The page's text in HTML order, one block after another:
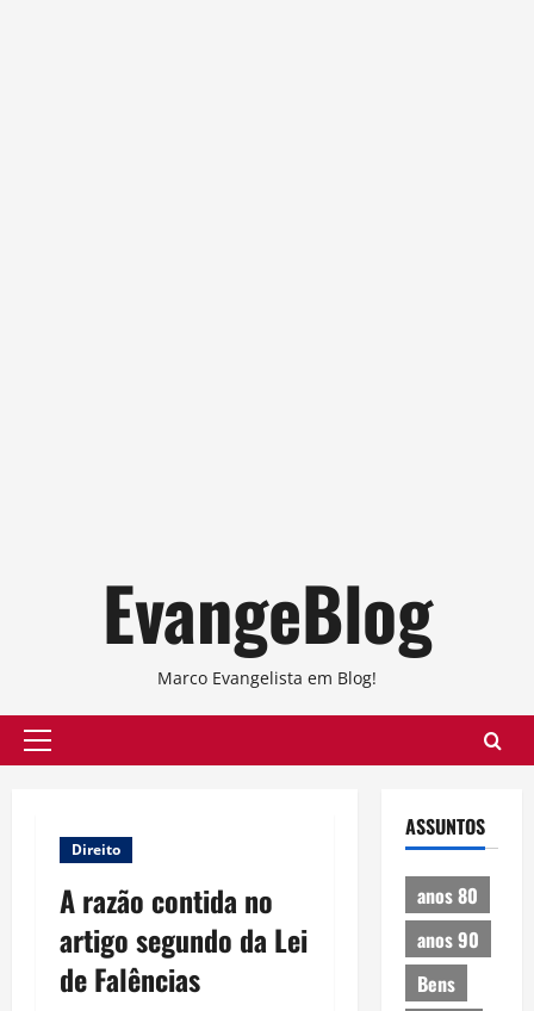
EvangeBlog
Marco Evangelista em Blog!
Primary
Direito
A razão contida no
artigo segundo da Lei
de Falências
ASSUNTOS
anos 80
anos 90
Bens